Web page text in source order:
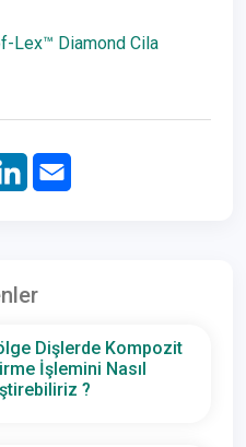
Lex™ Diamond Cila
Dişlerde Kompozit
İşlemini Nasıl
?